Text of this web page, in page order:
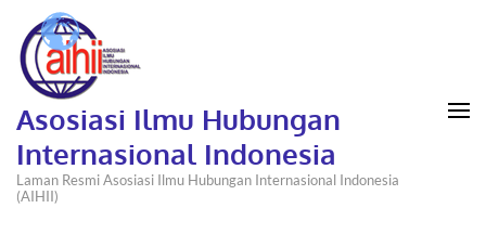
Asosiasi Ilmu Hubungan
Internasional Indonesia
Laman Resmi Asosiasi Ilmu Hubungan Internasional Indonesia
(AIHII)